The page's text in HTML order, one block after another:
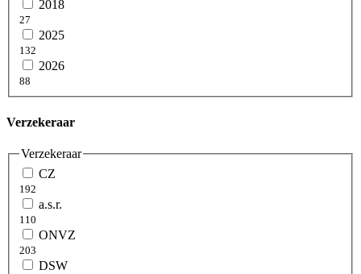
2018
27
2025
132
2026
88
Verzekeraar
Verzekeraar
CZ
192
a.s.r.
110
ONVZ
203
DSW